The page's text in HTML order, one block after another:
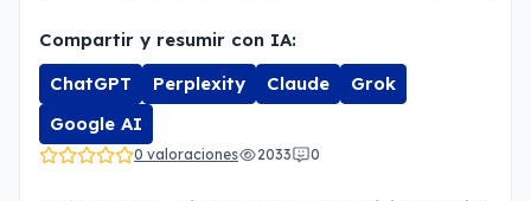
Compartir y resumir con IA:
ChatGPT
Perplexity Claude
Grok
Google AI
0 valoraciones 2033 0